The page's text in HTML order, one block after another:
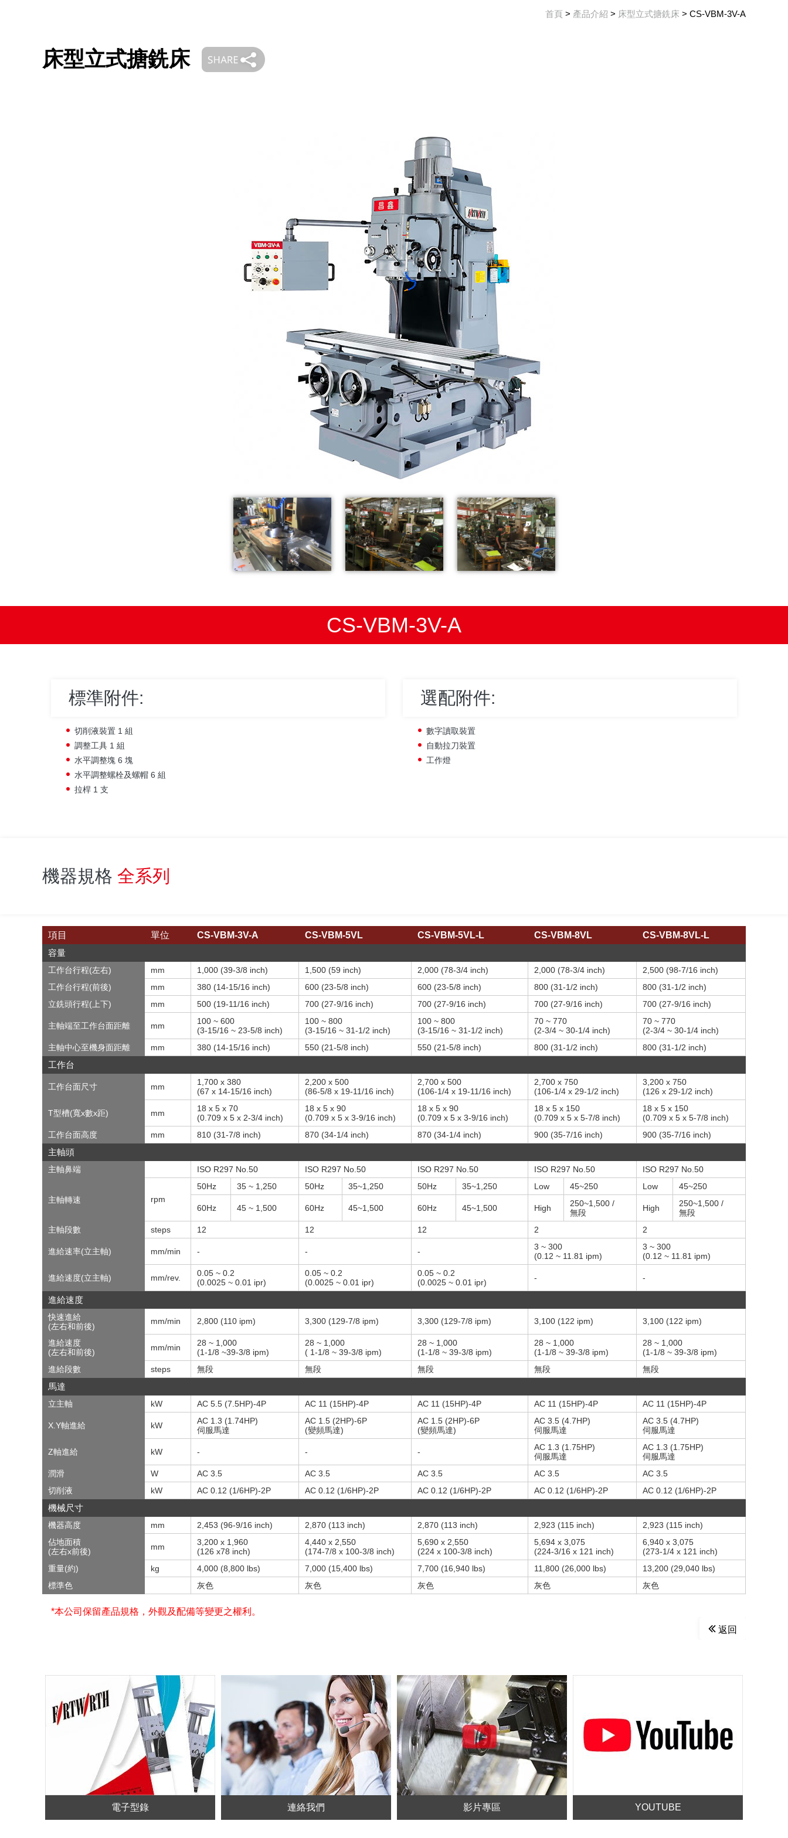
首頁 > 產品介紹 > 床型立式搪銑床 > CS-VBM-3V-A
床型立式搪銑床
CS-VBM-3V-A
標準附件:
切削液裝置 1 組
調整工具 1 組
水平調整塊 6 塊
水平調整螺栓及螺帽 6 組
拉桿 1 支
選配附件:
數字讀取裝置
自動拉刀裝置
工作燈
機器規格 全系列
項目 單位 CS-VBM-3V-A CS-VBM-5VL CS-VBM-5VL-L CS-VBM-8VL
CS-VBM-8VL-L
容量
工作台行程(左右) mm 1,000 (39-3/8 inch) 1,500 (59 inch) 2,000 (78-3/4 inch) 2,000 (78-3/4 inch)
2,500 (98-7/16 inch)
工作台行程(前後)
mm 380 (14-15/16 inch) 600 (23-5/8 inch) 600 (23-5/8 inch) 800 (31-1/2 inch)
800 (31-1/2 inch)
立銑頭行程(上下)
mm 500 (19-11/16 inch) 700 (27-9/16 inch) 700 (27-9/16 inch) 700 (27-9/16 inch) 700 (27-9/16 inch)
主軸端至工作台面距離 mm
100 ~ 600
(3-15/16 ~ 23-5/8 inch)
100 ~ 800
(3-15/16 ~ 31-1/2 inch)
100 ~ 800
(3-15/16 ~ 31-1/2 inch)
70 ~ 770
(2-3/4 ~ 30-1/4 inch)
70 ~ 770
(2-3/4 ~ 30-1/4 inch)
主軸中心至機身面距離
mm 380 (14-15/16 inch) 550 (21-5/8 inch) 550 (21-5/8 inch) 800 (31-1/2 inch) 800 (31-1/2 inch)
工作台
工作台面尺寸 mm
1,700 x 380
(67 x 14-15/16 inch)
2,200 x 500
(86-5/8 x 19-11/16 inch)
2,700 x 500
(106-1/4 x 19-11/16 inch)
2,700 x 750
(106-1/4 x 29-1/2 inch)
3,200 x 750
(126 x 29-1/2 inch)
T型槽(寬x數x距) mm
18 x 5 x 70
(0.709 x 5 x 2-3/4 inch)
18 x 5 x 90
(0.709 x 5 x 3-9/16 inch)
18 x 5 x 90
(0.709 x 5 x 3-9/16 inch)
18 x 5 x 150
(0.709 x 5 x 5-7/8 inch)
18 x 5 x 150
(0.709 x 5 x 5-7/8 inch)
工作台面高度
mm 810 (31-7/8 inch) 870 (34-1/4 inch) 870 (34-1/4 inch) 900 (35-7/16 inch) 900 (35-7/16 inch)
主軸頭
主軸鼻端 ISO R297 No.50 ISO R297 No.50 ISO R297 No.50 ISO R297 No.50 ISO R297 No.50
主軸轉速 rpm
50Hz 35 ~ 1,250 50Hz 35~1,250 50Hz 35~1,250 Low 45~250 Low 45~250
60Hz 45 ~ 1,500 60Hz 45~1,500 60Hz 45~1,500 High
250~1,500 /
無段
High
250~1,500 /
無段
主軸段數
steps 12 12 12 2 2
進給速率(立主軸) mm/min - - -
3 ~ 300
(0.12 ~ 11.81 ipm)
3 ~ 300
(0.12 ~ 11.81 ipm)
進給速度(立主軸) mm/rev.
0.05 ~ 0.2
(0.0025 ~ 0.01 ipr)
0.05 ~ 0.2
(0.0025 ~ 0.01 ipr)
0.05 ~ 0.2
(0.0025 ~ 0.01 ipr)
- -
進給速度
快速進給
(左右和前後)
mm/min 2,800 (110 ipm) 3,300 (129-7/8 ipm) 3,300 (129-7/8 ipm) 3,100 (122 ipm) 3,100 (122 ipm)
進給速度
(左右和前後)
mm/min
28 ~ 1,000
(1-1/8 ~39-3/8 ipm)
28 ~ 1,000
( 1-1/8 ~ 39-3/8 ipm)
28 ~ 1,000
(1-1/8 ~ 39-3/8 ipm)
28 ~ 1,000
(1-1/8 ~ 39-3/8 ipm)
28 ~ 1,000
(1-1/8 ~ 39-3/8 ipm)
進給段數
steps 無段 無段 無段 無段 無段
馬達
立主軸 kW AC 5.5 (7.5HP)-4P AC 11 (15HP)-4P AC 11 (15HP)-4P AC 11 (15HP)-4P AC 11 (15HP)-4P
X.Y軸進給 kW
AC 1.3 (1.74HP)
伺服馬達
AC 1.5 (2HP)-6P
(變頻馬達)
AC 1.5 (2HP)-6P
(變頻馬達)
AC 3.5 (4.7HP)
伺服馬達
AC 3.5 (4.7HP)
伺服馬達
Z軸進給 kW - - -
AC 1.3 (1.75HP)
伺服馬達
AC 1.3 (1.75HP)
伺服馬達
潤滑
W AC 3.5 AC 3.5 AC 3.5 AC 3.5
AC 3.5
切削液
kW AC 0.12 (1/6HP)-2P AC 0.12 (1/6HP)-2P AC 0.12 (1/6HP)-2P AC 0.12 (1/6HP)-2P AC 0.12 (1/6HP)-2P
機械尺寸
機器高度 mm 2,453 (96-9/16 inch) 2,870 (113 inch) 2,870 (113 inch) 2,923 (115 inch)
2,923 (115 inch)
佔地面積
(左右x前後)
mm
3,200 x 1,960
(126 x78 inch)
4,440 x 2,550
(174-7/8 x 100-3/8 inch)
5,690 x 2,550
(224 x 100-3/8 inch)
5,694 x 3,075
(224-3/16 x 121 inch)
6,940 x 3,075
(273-1/4 x 121 inch)
重量(約)
kg 4,000 (8,800 lbs) 7,000 (15,400 lbs) 7,700 (16,940 lbs) 11,800 (26,000 lbs)
13,200 (29,040 lbs)
標準色
灰色 灰色 灰色 灰色 灰色
*本公司保留產品規格，外觀及配備等變更之權利。
返回
電子型錄 連絡我們 影片專區 YOUTUBE